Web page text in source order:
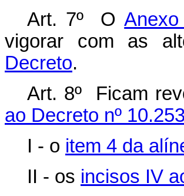
Art. 7º O
vigorar com as
Decreto.
Art. 8º Ficam
ao Decreto nº
I - o item 4 da
II - os incisos IV